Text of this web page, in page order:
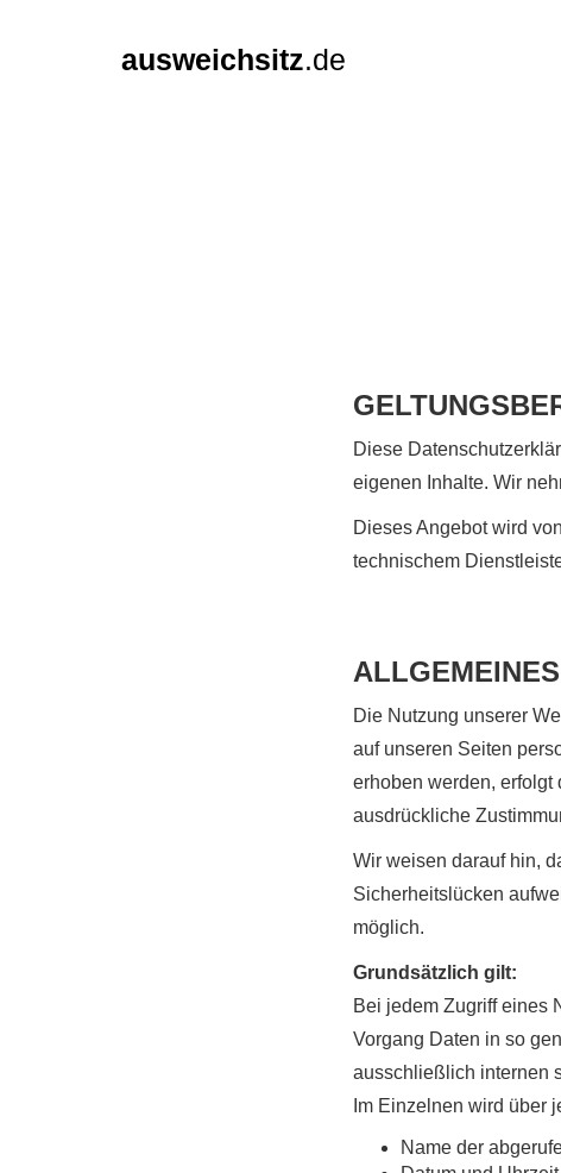
ausweichsitz.de
Diese
eigenen Inhalte. Wir
Dieses Angebot wird
technischem
Die Nutzung unserer
auf unseren Seiten
erhoben werden,
ausdrückliche
Wir weisen darauf hin,
Sicherheitslücken
möglich.
Grundsätzlich gilt:
Bei jedem Zugriff eines
Vorgang Daten in so
ausschließlich internen
Im Einzelnen wird über
Name der